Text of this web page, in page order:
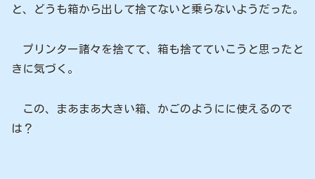
と、どうも箱から出して捨てないと乗らないようだった。
プリンター諸々を捨てて、箱も捨てていこうと思ったと
きに気づく。
この、まあまあ大きい箱、かごのようにに使えるので
は？